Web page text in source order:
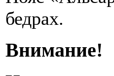
бедрах.
Внимание!